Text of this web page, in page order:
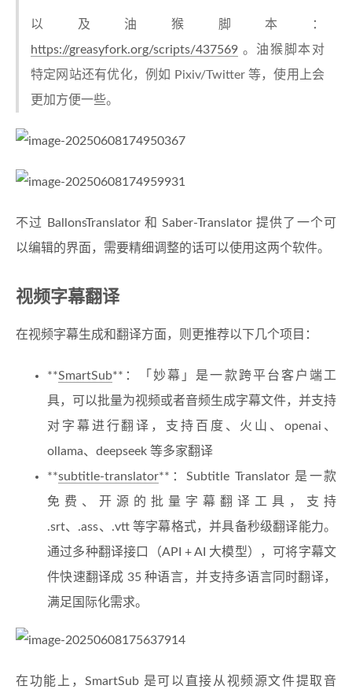
以及油猴脚本：
https://greasyfork.org/scripts/437569 。油猴脚本对
特定网站还有优化，例如 Pixiv/Twitter 等，使用上会
更加方便一些。
不过 BallonsTranslator 和 Saber-Translator 提供了一个可
以编辑的界面，需要精细调整的话可以使用这两个软件。
视频字幕翻译
在视频字幕生成和翻译方面，则更推荐以下几个项目：
**SmartSub**：「妙幕」是一款跨平台客户端工
具，可以批量为视频或者音频生成字幕文件，并支持
对字幕进行翻译，支持百度、火山、openai、
ollama、deepseek 等多家翻译
**subtitle-translator**：Subtitle Translator 是一款
免费、开源的批量字幕翻译工具，支持
.srt、.ass、.vtt 等字幕格式，并具备秒级翻译能力。
通过多种翻译接口（API + AI 大模型），可将字幕文
件快速翻译成 35 种语言，并支持多语言同时翻译，
满足国际化需求。
在功能上，SmartSub 是可以直接从视频源文件提取音